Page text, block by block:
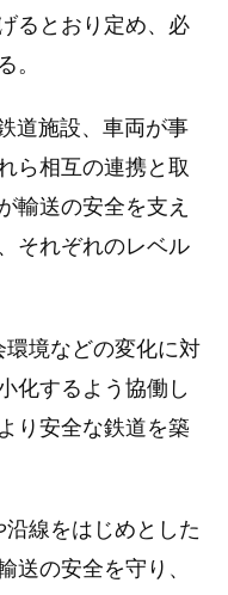
るとおり定め、必
。
道施設、車両が事
ら相互の連携と取
輸送の安全を支え
それぞれのレベル
境などの変化に対
化するよう協働し
り安全な鉄道を築
線をはじめとした
送の安全を守り、